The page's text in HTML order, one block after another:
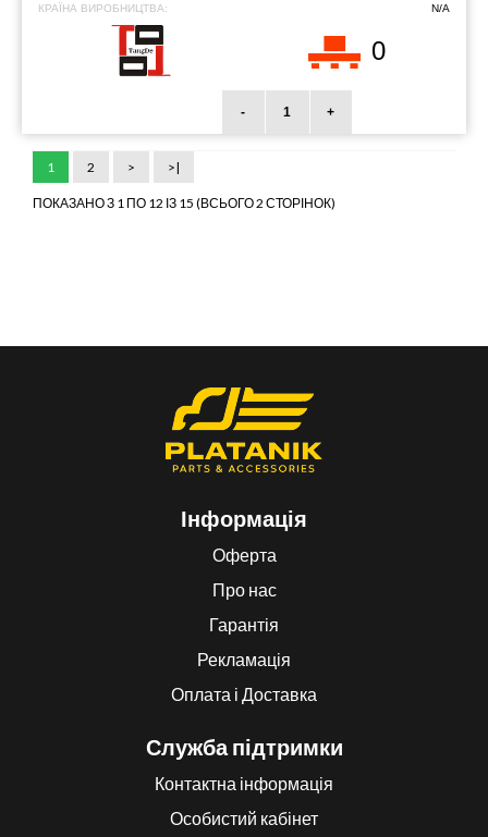
КРАЇНА ВИРОБНИЦТВА: N/A
0
- +
1 2 > >|
ПОКАЗАНО З 1 ПО 12 ІЗ 15 (ВСЬОГО 2 СТОРІНОК)
Інформація
Оферта
Про нас
Гарантія
Рекламація
Оплата і Доставка
Служба підтримки
Контактна інформація
Особистий кабінет